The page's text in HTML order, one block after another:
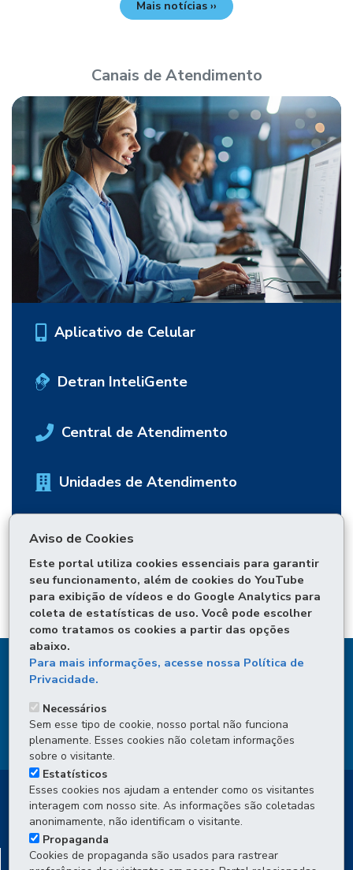
Mais notícias ››
Canais de Atendimento
Aplicativo de Celular
Detran InteliGente
Central de Atendimento
Unidades de Atendimento
Envio de SMS
Ouvidoria
DENUNCIE CORRUPÇÃO
TRANSPARÊNCIA INSTITUCIONAL
DEPARTAMENTO DE TRÂNSITO DO PARANÁ -
Aviso de Cookies
Este portal utiliza cookies essenciais para garantir
seu funcionamento, além de cookies do YouTube
para exibição de vídeos e do Google Analytics para
coleta de estatísticas de uso. Você pode escolher
como tratamos os cookies a partir das opções
abaixo.
Para mais informações, acesse nossa Política de
Privacidade.
Necessários
Sem esse tipo de cookie, nosso portal não funciona
plenamente. Esses cookies não coletam informações
sobre o visitante.
Estatísticos
Esses cookies nos ajudam a entender como os visitantes
interagem com nosso site. As informações são coletadas
anonimamente, não identificam o visitante.
Propaganda
Cookies de propaganda são usados para rastrear